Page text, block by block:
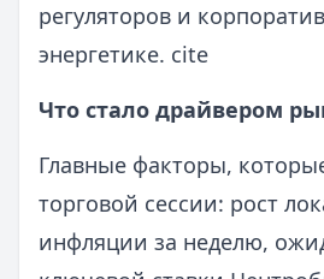
регуляторов и
энергетике. cite
Что стало драйвером
Главные факторы,
торговой сессии: рост
инфляции за неделю,